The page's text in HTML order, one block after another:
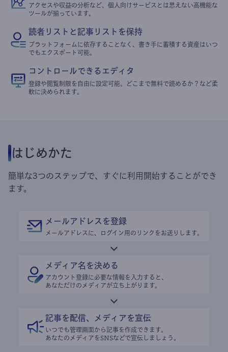
アクセスや収益の分析など、個人向けサービスとは思えない高機能な
ツールが揃っています。
読者リストと記事リストを保持
プラットフォームに依存することなく、書き手に蓄積する資産はいつ
でもエクスポート可能。
コントロールできるエディタ
登録や閲覧制限を自由に設定可能。どこまで無料で読めるか？など柔
軟に決められます。
はじめかた
簡単な3つのステップで、すぐに利用開始することができ
ます。
メールアドレスを登録
メールアドレスに、ログイン用のリンクをお送りします。
メディア名を決める
アカウント登録に必要な情報を入力すると、
あなただけのメディアが立ち上がります。
記事を配信、メディアを宣伝
いつでも管理画面から記事を作成できます。
あなたのメディアをSNSなどで宣伝しましょう。